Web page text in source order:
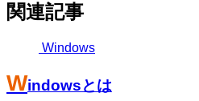
関連記事
Windows
Windowsとは